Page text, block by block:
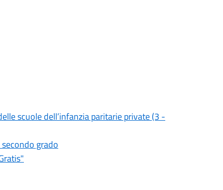
scuole dell’infanzia paritarie private (3 -
grado